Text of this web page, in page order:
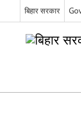
बिहार सरकार